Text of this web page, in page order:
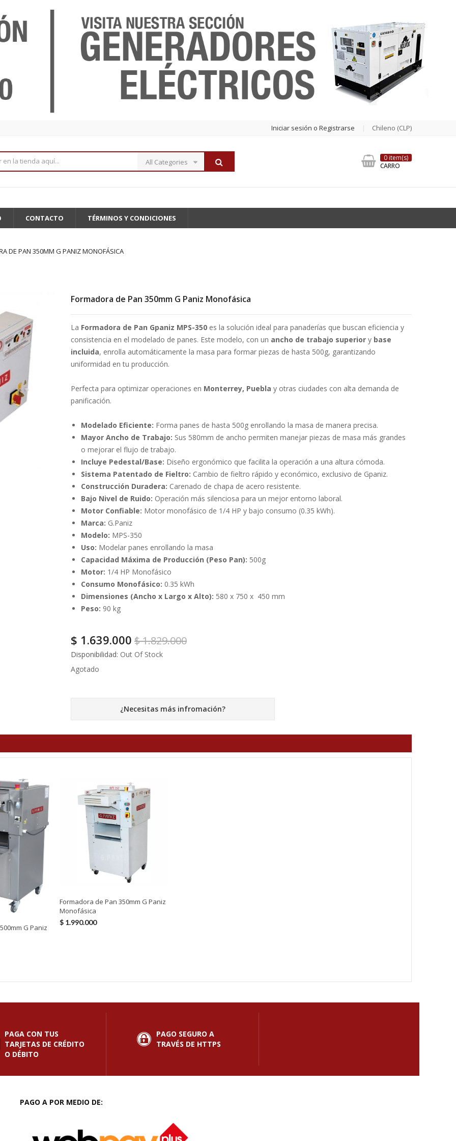
Iniciar sesión o Registrarse Chileno (CLP)
All Categories
0 item(s)
CARRO
CONTACTO TÉRMINOS Y CONDICIONES
DE PAN 350MM G PANIZ MONOFÁSICA
Formadora de Pan 350mm G Paniz Monofásica
La Formadora de Pan Gpaniz MPS-350 es la solución ideal para panaderías que buscan eficiencia y
consistencia en el modelado de panes. Este modelo, con un ancho de trabajo superior y base
incluida, enrolla automáticamente la masa para formar piezas de hasta 500g, garantizando
uniformidad en tu producción.
Perfecta para optimizar operaciones en Monterrey, Puebla y otras ciudades con alta demanda de
panificación.
Modelado Eficiente: Forma panes de hasta 500g enrollando la masa de manera precisa.
Mayor Ancho de Trabajo: Sus 580mm de ancho permiten manejar piezas de masa más grandes
o mejorar el flujo de trabajo.
Incluye Pedestal/Base: Diseño ergonómico que facilita la operación a una altura cómoda.
Sistema Patentado de Fieltro: Cambio de fieltro rápido y económico, exclusivo de Gpaniz.
Construcción Duradera: Carenado de chapa de acero resistente.
Bajo Nivel de Ruido: Operación más silenciosa para un mejor entorno laboral.
Motor Confiable: Motor monofásico de 1/4 HP y bajo consumo (0.35 kWh).
Marca: G.Paniz
Modelo: MPS-350
Uso: Modelar panes enrollando la masa
Capacidad Máxima de Producción (Peso Pan): 500g
Motor: 1/4 HP Monofásico
Consumo Monofásico: 0.35 kWh
Dimensiones (Ancho x Largo x Alto): 580 x 750 x 450 mm
Peso: 90 kg
$1.829.000
$ 1.639.000
Disponibilidad: Out Of Stock
Agotado
¿Necesitas más infromación?
G Paniz
Formadora de Pan 350mm G Paniz
Monofásica
$ 1.990.000
PAGA CON TUS
TARJETAS DE CRÉDITO
O DÉBITO
PAGO SEGURO A
TRAVÉS DE HTTPS
PAGO A POR MEDIO DE: